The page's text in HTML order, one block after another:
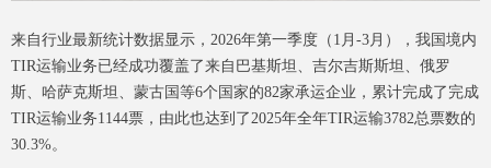
来自行业最新统计数据显示，2026年第一季度（1月-3月），我国境内
TIR运输业务已经成功覆盖了来自巴基斯坦、吉尔吉斯斯坦、俄罗
斯、哈萨克斯坦、蒙古国等6个国家的82家承运企业，累计完成了完成
TIR运输业务1144票，由此也达到了2025年全年TIR运输3782总票数的
30.3%。